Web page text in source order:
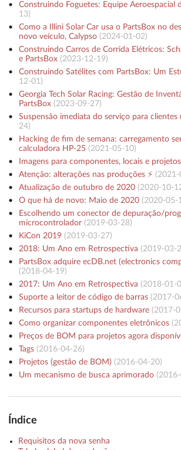
Construindo Foguetes: Equipe Aeroespacial
13)
Como a Illini Solar Car usa o PartsBox no
novo veículo, Calypso(2024-01-02)
Construindo Carros de Corrida Elétricos:
e PartsBox(2023-12-19)
Construindo Satélites com PartsBox: Um
12-01)
Georgia Tech Solar Racing: Gestão de
PartsBox(2023-09-27)
Suspensão imediata do serviço para clientes
24)
Hacking de fim de semana: carregamento
calculadora HP-25(2021-05-10)
Imagens para componentes, locais e projetos
Atenção: alterações nas produções ⚡️ (2021-
Atualização de outubro de 2020(2020-10-
O que há de novo: Maio de 2020(2020-05-
Escolhendo um conector de depuração/
microcontrolador(2019-03-28)
KiCon 2019(2019-03-27)
2018: Um Ano em Retrospectiva (2019-03-
PartsBox adquire ecDB.net (electronics
(2018-04-19)
2017: Um Ano em Retrospectiva (2018-01-
Suporte a leitor de código de barras(2017-
Recursos para startups de hardware(2017-
Como organizar componentes eletrônicos(
Preços de BOM para projetos agora
Tags(2016-04-26)
Projetos (gestão de BOM) (2016-04-20)
Um mecanismo de busca aprimorado(
Índice
Requisitos da nova senha